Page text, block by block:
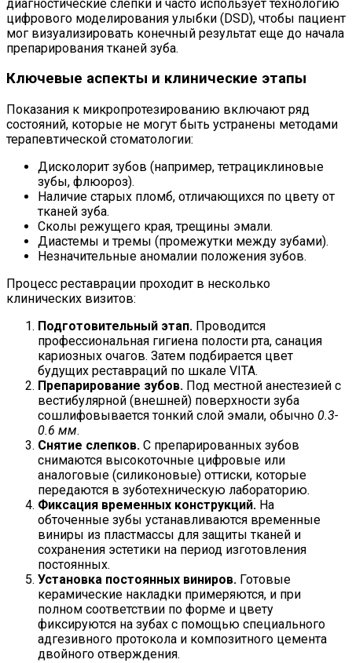
диагностические слепки и часто использует технологию
цифрового моделирования улыбки (DSD), чтобы пациент
мог визуализировать конечный результат еще до начала
препарирования тканей зуба.
Ключевые аспекты и клинические этапы
Показания к микропротезированию включают ряд
состояний, которые не могут быть устранены методами
терапевтической стоматологии:
Дисколорит зубов (например, тетрациклиновые
зубы, флюороз).
Наличие старых пломб, отличающихся по цвету от
тканей зуба.
Сколы режущего края, трещины эмали.
Диастемы и тремы (промежутки между зубами).
Незначительные аномалии положения зубов.
Процесс реставрации проходит в несколько
клинических визитов:
Подготовительный этап. Проводится
профессиональная гигиена полости рта, санация
кариозных очагов. Затем подбирается цвет
будущих реставраций по шкале VITA.
Препарирование зубов. Под местной анестезией с
вестибулярной (внешней) поверхности зуба
сошлифовывается тонкий слой эмали, обычно 0.3-
0.6 мм.
Снятие слепков. С препарированных зубов
снимаются высокоточные цифровые или
аналоговые (силиконовые) оттиски, которые
передаются в зуботехническую лабораторию.
Фиксация временных конструкций. На
обточенные зубы устанавливаются временные
виниры из пластмассы для защиты тканей и
сохранения эстетики на период изготовления
постоянных.
Установка постоянных виниров. Готовые
керамические накладки примеряются, и при
полном соответствии по форме и цвету
фиксируются на зубах с помощью специального
адгезивного протокола и композитного цемента
двойного отверждения.